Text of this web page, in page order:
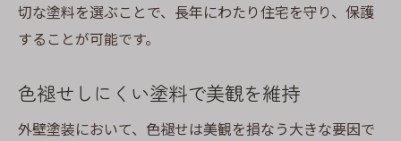
切な塗料を選ぶことで、長年にわたり住宅を守り、保護
することが可能です。
色褪せしにくい塗料で美観を維持
外壁塗装において、色褪せは美観を損なう大きな要因で